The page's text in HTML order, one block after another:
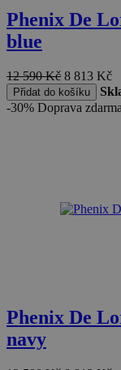
Phenix De
blue
12 590Kč 8 813 Kč
Přidat do košíku
-30% Doprava zdarma
Phenix De
navy